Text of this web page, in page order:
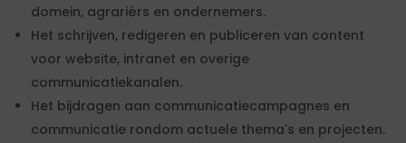
domein, agrariërs en ondernemers.
Het schrijven, redigeren en publiceren van content
voor website, intranet en overige
communicatiekanalen.
Het bijdragen aan communicatiecampagnes en
communicatie rondom actuele thema's en projecten.